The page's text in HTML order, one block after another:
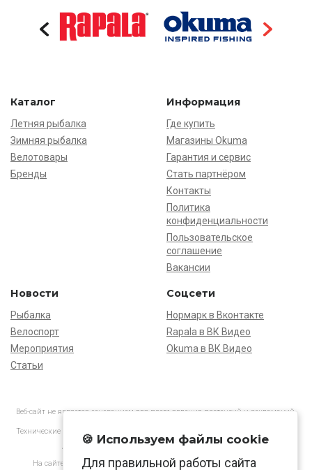
Каталог
Летняя рыбалка
Зимняя рыбалка
Велотовары
Бренды
Информация
Где купить
Магазины Okuma
Гарантия и сервис
Стать партнёром
Контакты
Политика
конфиденциальности
Пользовательское
соглашение
Вакансии
Новости
Рыбалка
Велоспорт
Мероприятия
Статьи
Соцсети
Нормарк в Вконтакте
Rapala в ВК Видео
Okuma в ВК Видео
Веб-сайт не является основанием для предъявления претензий и рекламаций,
Технические характеристики товаров могут отличаться от указанных на сайте.
АО «Нормарк» ИНН 7728172512 ОГРН 1037739603505
На сайте применяютсярекомендательные технологиив соответствии
🍪 Используем файлы cookie
Для правильной работы сайта